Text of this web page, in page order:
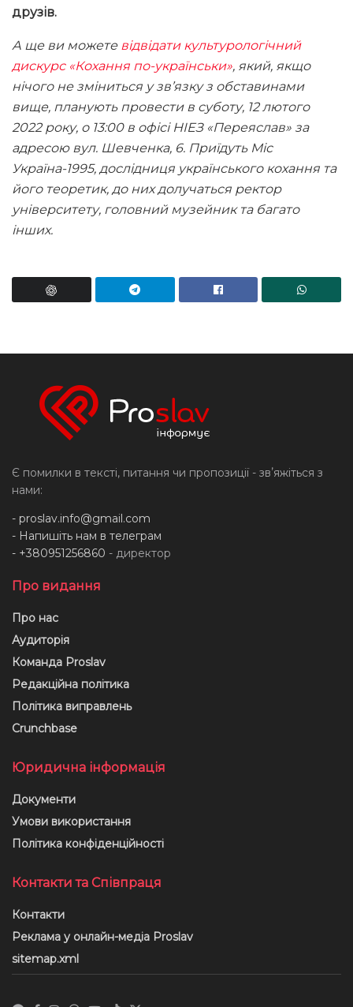
друзів.
А ще ви можете відвідати культурологічний
дискурс «Кохання по-українськи», який, якщо
нічого не зміниться у зв’язку з обставинами
вище, планують провести в суботу, 12 лютого
2022 року, о 13:00 в офісі НІЕЗ «Переяслав» за
адресою вул. Шевченка, 6. Приїдуть Міс
Україна-1995, дослідниця українського кохання та
його теоретик, до них долучаться ректор
університету, головний музейник та багато
інших.
Є помилки в тексті, питання чи пропозиції - звʼяжіться з
нами:
- proslav.info@gmail.com
- Напишіть нам в телеграм
- +380951256860 - директор
Про видання
Про нас
Аудиторія
Команда Proslav
Редакційна політика
Політика виправлень
Crunchbase
Юридична інформація
Документи
Умови використання
Політика конфіденційності
Контакти та Співпраця
Контакти
Реклама у онлайн-медіа Proslav
sitemap.xml